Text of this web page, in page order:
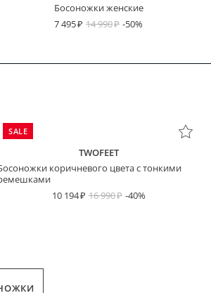
Босоножки женские
7 495
14 990 -50%
SALE
TWOFEET
коричневого цвета с тонкими
10 194
16 990 -40%